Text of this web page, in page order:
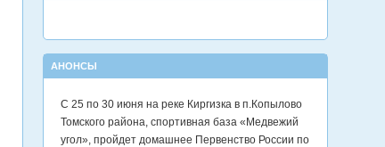
АНОНСЫ
С 25 по 30 июня на реке Киргизка в п.Копылово
Томского района, спортивная база «Медвежий
угол», пройдет домашнее Первенство России по